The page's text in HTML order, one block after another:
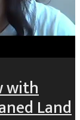
with
Land